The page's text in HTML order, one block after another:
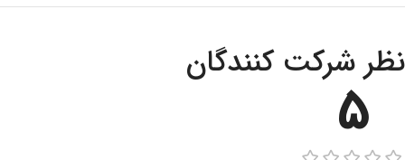
نظر شرکت کنندگان
5